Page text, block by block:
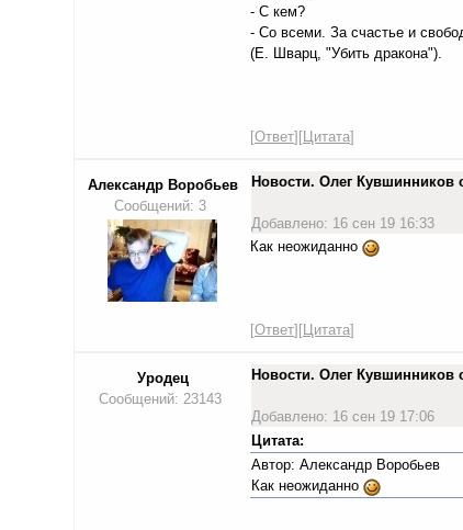
- С кем?
- Со всеми. За счастье и
(Е. Шварц, "Убить дракона").
[Ответ][Цитата]
Александр Воробьев
Сообщений: 3
Новости. Олег Кувшинников
Добавлено: 16 сен 19 16:33
Как неожиданно
[Ответ][Цитата]
Уродец
Сообщений: 23143
Новости. Олег Кувшинников
Добавлено: 16 сен 19 17:06
Цитата:
Автор: Александр Воробьев
Как неожиданно